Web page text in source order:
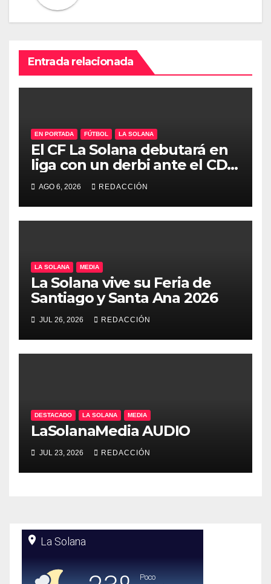
Entrada relacionada
EN PORTADA FÚTBOL LA SOLANA
El CF La Solana debutará en
liga con un derbi ante el CD
Manchego Ciudad Real
AGO 6, 2026 REDACCIÓN
LA SOLANA MEDIA
La Solana vive su Feria de
Santiago y Santa Ana 2026
JUL 26, 2026 REDACCIÓN
DESTACADO LA SOLANA MEDIA
LaSolanaMedia AUDIO
JUL 23, 2026 REDACCIÓN